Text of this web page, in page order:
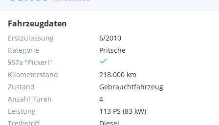
Fahrzeugdaten
Erstzulassung
6/2010
Kategorie
Pritsche
§57a "Pickerl"
Kilometerstand
218.000 km
Zustand
Gebrauchtfahrzeug
Anzahl Türen
4
Leistung
113 PS (83 kW)